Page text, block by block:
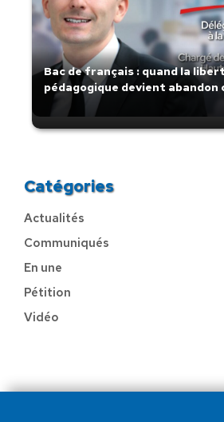
Bac de français : quand la
pédagogique devient
Catégories
Actualités
Communiqués
En une
Pétition
Vidéo